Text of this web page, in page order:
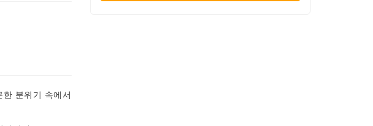
분위기 속에서